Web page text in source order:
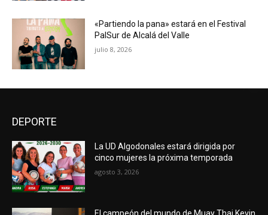
«Partiendo la pana» estará en el Festival
PalSur de Alcalá del Valle
julio 8, 2026
DEPORTE
La UD Algodonales estará dirigida por
cinco mujeres la próxima temporada
agosto 3, 2026